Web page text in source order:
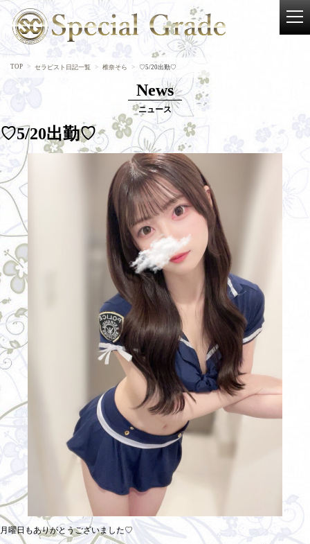
TOP セラピスト日記一覧 椎奈そら ♡5/20出勤♡
News
ニュース
♡5/20出勤♡
月曜日もありがとうございました♡